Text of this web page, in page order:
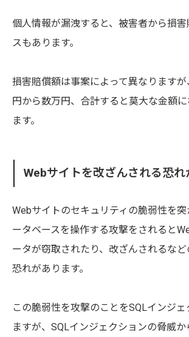
個人情報が漏洩すると、被害者から損
スもあります。
損害賠償額は事案によって異なります
円から数万円、合計すると莫大な金額
ます。
Webサイトを改ざんされる恐れ
Webサイトのセキュリティの脆弱性を
ータベースを操作する攻撃をされると
ータが窃取されたり、改ざんされるな
恐れがあります。
この脆弱性を攻撃のことをSQLインジ
ますが、SQLインジェクションの脅威